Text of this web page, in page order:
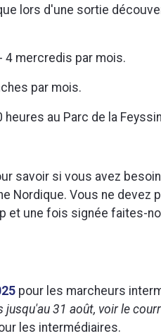
lors d'une sortie
4 mercredis par mois.
par mois.
au Parc de la
savoir si vous avez
Nordique. Vous ne devez
et une fois signée faites-
pour les marcheurs
31 août, voir le
les intermédiaires.